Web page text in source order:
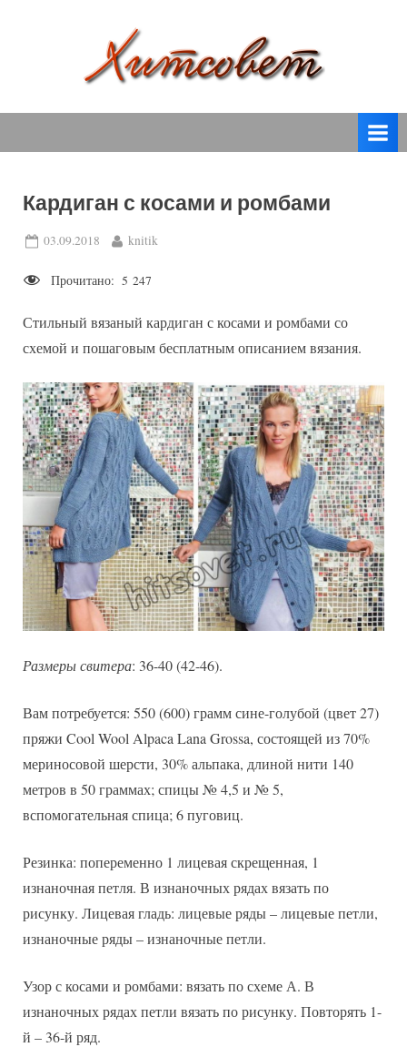
т
о
спицами,
крючком,
вязаные
модели
Кардиган с косами и ромбами
Posted
03.09.2018 By
knitik
Прочитано: 5 247
Стильный вязаный кардиган с косами и ромбами со
схемой и пошаговым бесплатным описанием вязания.
Размеры свитера: 36-40 (42-46).
Вам потребуется: 550 (600) грамм сине-голубой (цвет 27)
пряжи Cool Wool Alpaca Lana Grossa, состоящей из 70%
мериносовой шерсти, 30% альпака, длиной нити 140
метров в 50 граммах; спицы № 4,5 и № 5,
вспомогательная спица; 6 пуговиц.
Резинка: попеременно 1 лицевая скрещенная, 1
изнаночная петля. В изнаночных рядах вязать по
рисунку. Лицевая гладь: лицевые ряды – лицевые петли,
изнаночные ряды – изнаночные петли.
Узор с косами и ромбами: вязать по схеме А. В
изнаночных рядах петли вязать по рисунку. Повторять 1-
й – 36-й ряд.